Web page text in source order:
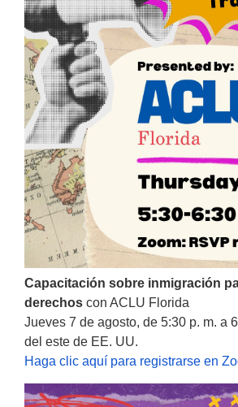
Capacitación sobre inmigración
derechos con ACLU Florida
Jueves 7 de agosto, de 5:30 p. m. a
del este de EE. UU.
Haga clic aquí para registrarse en